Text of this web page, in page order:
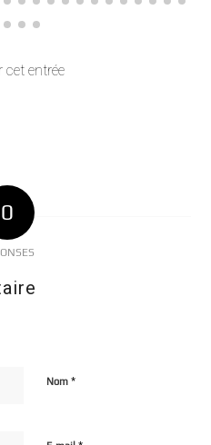
cet entrée
0
Nom*